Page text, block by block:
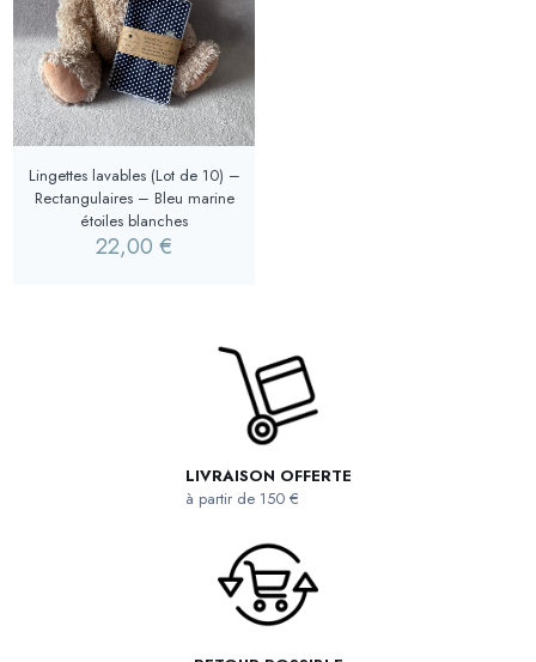
Lingettes lavables (Lot de 10) –
Rectangulaires – Bleu marine
étoiles blanches
22,00€
LIVRAISON OFFERTE
à partir de 150 €